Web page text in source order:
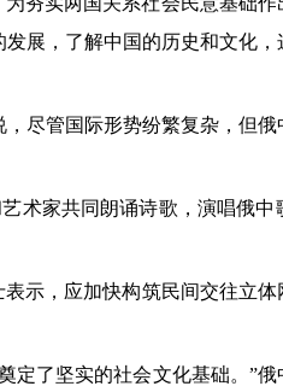
展，了解中国的历史和文化
尽管国际形势纷繁复杂，但俄
术家共同朗诵诗歌，演唱俄
示，应加快构筑民间交往立
定了坚实的社会文化基础。”